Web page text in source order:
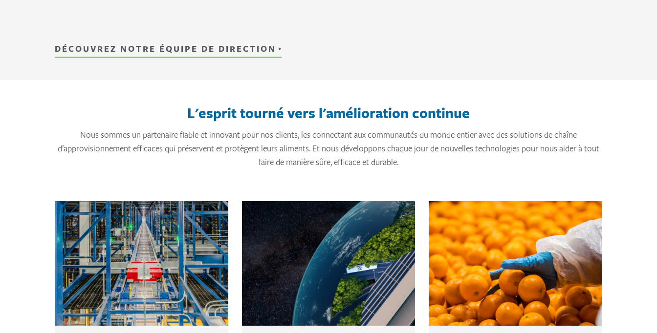
DÉCOUVREZ NOTRE ÉQUIPE DE DIRECTION
L'esprit tourné vers l'amélioration continue
Nous sommes un partenaire fiable et innovant pour nos clients, les connectant aux communautés du monde entier avec des solutions de chaîne
d’approvisionnement efficaces qui préservent et protègent leurs aliments. Et nous développons chaque jour de nouvelles technologies pour nous aider à tout
faire de manière sûre, efficace et durable.